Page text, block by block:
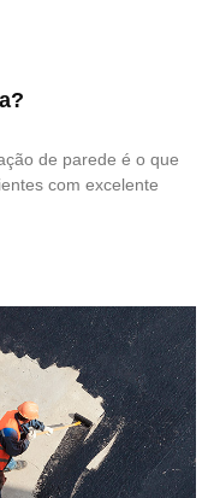
de parede é o que
com excelente